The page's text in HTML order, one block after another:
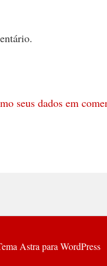
seus dados em
Astra para WordPress